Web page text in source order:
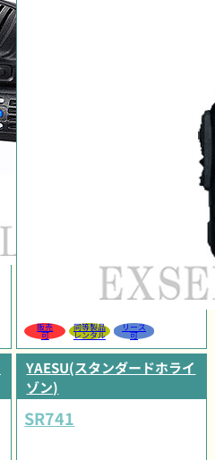
販売
可
同等製品
レンタル
リース
可
YAESU(スタンダードホライ
ゾン)
SR741